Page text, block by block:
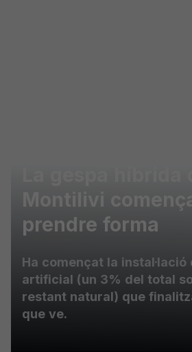
Montilivi
prendre forma
Ha començat la instal·lació
artificial (un 3% del total
restant natural) que
que ve.